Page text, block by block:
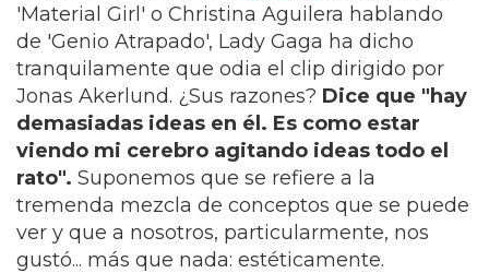
'Material Girl' o Christina Aguilera hablando
de 'Genio Atrapado', Lady Gaga ha dicho
tranquilamente que odia el clip dirigido por
Jonas Akerlund. ¿Sus razones? Dice que "hay
demasiadas ideas en él. Es como estar
viendo mi cerebro agitando ideas todo el
rato". Suponemos que se refiere a la
tremenda mezcla de conceptos que se puede
ver y que a nosotros, particularmente, nos
gustó... más que nada: estéticamente.